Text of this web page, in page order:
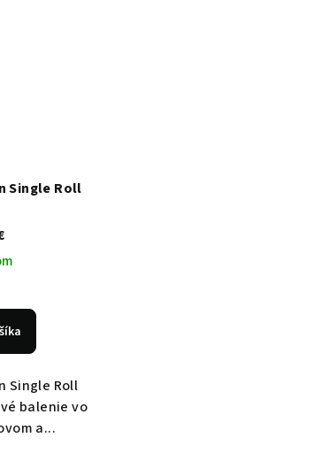
Single Roll
Single Roll
balenie vo
a...